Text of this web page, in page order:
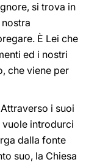
si trova in
È Lei che
ed i nostri
che viene per
i suoi
introdurci
dalla fonte
suo, la Chiesa